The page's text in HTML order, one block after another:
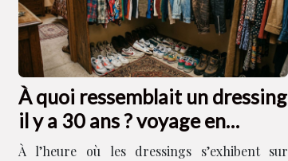
À quoi ressemblait un dressing
il y a 30 ans ? voyage en
images
À l’heure où les dressings s’exhibent sur